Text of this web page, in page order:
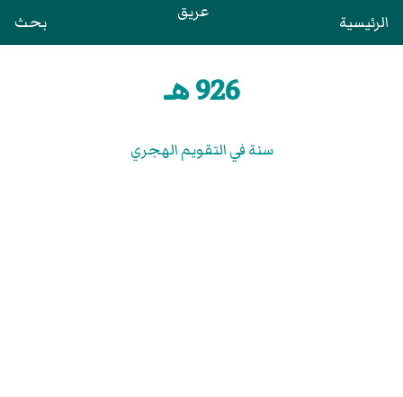
الرئيسية عريق بحث
926 هـ
سنة في التقويم الهجري